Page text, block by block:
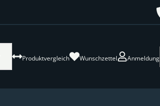
Produktvergleich Wunschzettel Anmeldung